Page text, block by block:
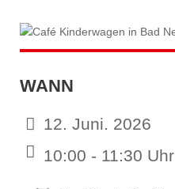
WANN
12. Juni. 2026
10:00 - 11:30 Uhr